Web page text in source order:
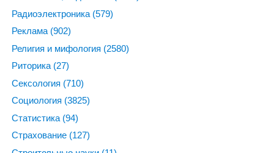
Радиоэлектроника (579)
Реклама (902)
Религия и мифология (2580)
Риторика (27)
Сексология (710)
Социология (3825)
Статистика (94)
Страхование (127)